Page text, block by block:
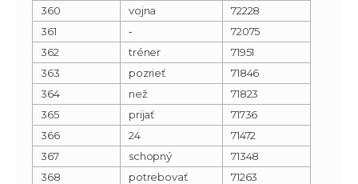
360
vojna
72228
361
‐
72075
362
tréner
71951
363
pozrieť
71846
364
než
71823
365
prijať
71736
366
24
71472
367
schopný
71348
368
potrebovať
71263